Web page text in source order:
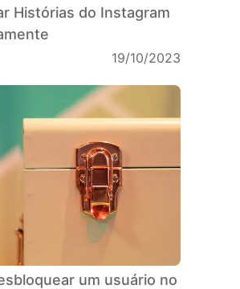
Histórias do Instagram
19/10/2023
um usuário no